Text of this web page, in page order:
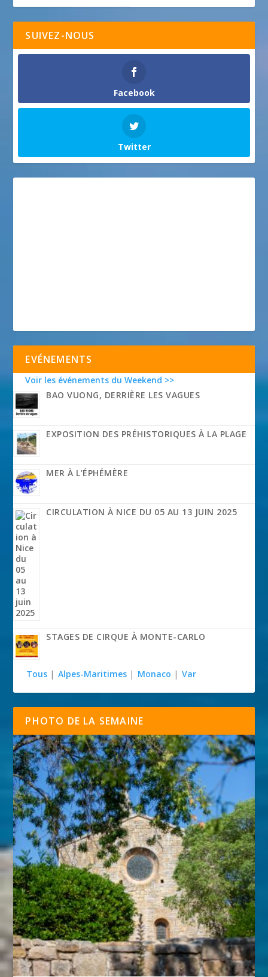
SUIVEZ-NOUS
Facebook
Twitter
EVÉNEMENTS
Voir les événements du Weekend >>
BAO VUONG, DERRIÈRE LES VAGUES
EXPOSITION DES PRÉHISTORIQUES À LA PLAGE
MER À L’ÉPHÉMÈRE
CIRCULATION À NICE DU 05 AU 13 JUIN 2025
STAGES DE CIRQUE À MONTE-CARLO
Tous | Alpes-Maritimes | Monaco | Var
PHOTO DE LA SEMAINE